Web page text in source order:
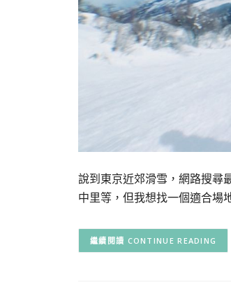
說到東京近郊滑雪，網路搜尋
中里等，但我想找一個適合場
CONTINUE READING